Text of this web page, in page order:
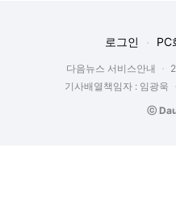
로그인 PC
다음뉴스 서비스안내
기사배열책임자 : 임광욱
ⓒ